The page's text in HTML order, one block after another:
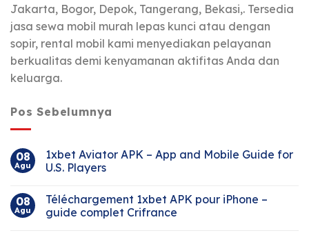
Jakarta, Bogor, Depok, Tangerang, Bekasi,. Tersedia
jasa sewa mobil murah lepas kunci atau dengan
sopir, rental mobil kami menyediakan pelayanan
berkualitas demi kenyamanan aktifitas Anda dan
keluarga.
Pos Sebelumnya
08
Agu
1xbet Aviator APK – App and Mobile Guide for
U.S. Players
08
Agu
Téléchargement 1xbet APK pour iPhone –
guide complet Crifrance